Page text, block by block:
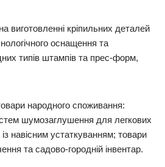
виготовленні кріпильних деталей
оснащення та
типів штампів та прес-форм,
народного споживання:
шумозаглушення для легкових
навісним устаткуванням; товари
та садово-городній інвентар.